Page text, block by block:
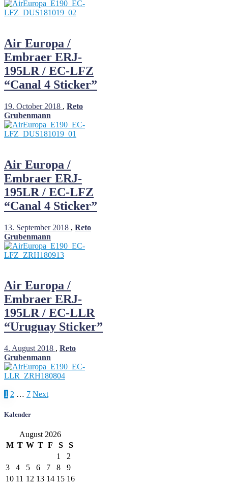
Air Europa /
Embraer ERJ-
195LR / EC-LFZ
“Canal 4 Sticker”
19. October 2018 , Reto
Grubenmann
Air Europa /
Embraer ERJ-
195LR / EC-LFZ
“Canal 4 Sticker”
13. September 2018 , Reto
Grubenmann
Air Europa /
Embraer ERJ-
195LR / EC-LLR
“Uruguay Sticker”
4. August 2018 , Reto
Grubenmann
Posts
pagination
1 2 … 7 Next
Kalender
August 2026
M T W T F S
S
1
2
3
4 5 6 7 8
9
10 11 12 13 14 15 16